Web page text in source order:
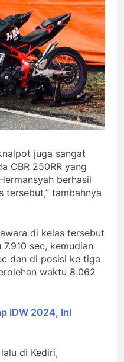
juga sangat
CBR 250RR yang
berhasil
tersebut,” tambahnya
di kelas tersebut
sec, kemudian
dan di posisi ke tiga
waktu 8.062
IDW 2024, Ini
di Kediri,